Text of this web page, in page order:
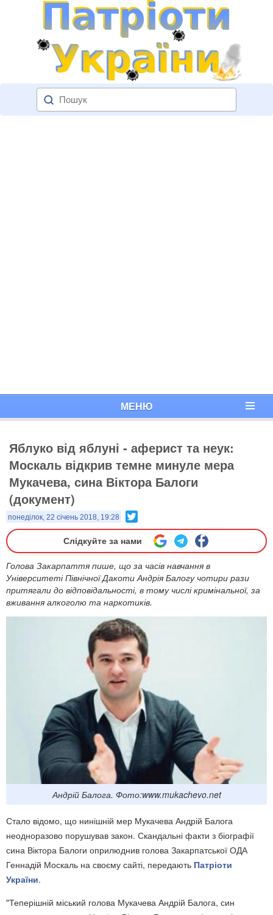
МЕНЮ
Яблуко від яблуні - аферист та неук:
Москаль відкрив темне минуле мера
Мукачева, сина Віктора Балоги
(документ)
понеділок, 22 січень 2018, 19:28
Слідкуйте за нами
Голова Закарпаття пише, що за часів навчання в
Університеті Північної Дакоти Андрія Балогу чотири рази
притягали до відповідальності, в тому числі кримінальної, за
вживання алкоголю та наркотиків.
Андрій Балога. Фото:www.mukachevo.net
Стало відомо, що нинішній мер Мукачева Андрій Балога
неодноразово порушував закон. Скандальні факти з біографії
сина Віктора Балоги оприлюднив голова Закарпатської ОДА
Геннадій Москаль на своєму сайті, передають Патріоти
України.
"Теперішній міський голова Мукачева Андрій Балога, син